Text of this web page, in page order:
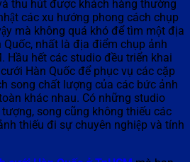
thu hút được khách hàng thường
các xu hướng phong cách chụp
mà không quá khó để tìm một địa
nhất là địa điểm chụp ảnh
Hầu hết các studio đều triển khai
Hàn Quốc để phục vụ các cặp
song chất lượng của các bức ảnh
khác nhau. Có những studio
song cũng không thiếu các
thiếu đi sự chuyên nghiệp và tính